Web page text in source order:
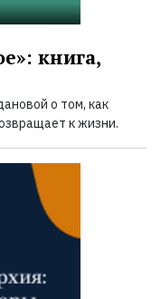
книга,
о том, как
к жизни.